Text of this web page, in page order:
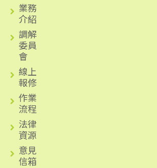
業務
介紹
調解
委員
會
線上
報修
作業
流程
法律
資源
意見
信箱